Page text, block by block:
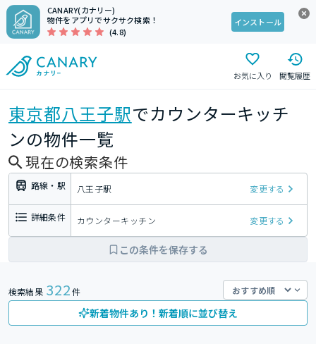
CANARY(カナリー)
物件をアプリでサクサク検索！
(4.8)
インストール
お気に入り 閲覧履歴
東京都八王子駅でカウンターキッチ
ンの物件一覧
現在の検索条件
路線・駅 八王子駅 変更する
詳細条件 カウンターキッチン 変更する
この条件を保存する
検索結果 322件
新着物件あり！新着順に並び替え